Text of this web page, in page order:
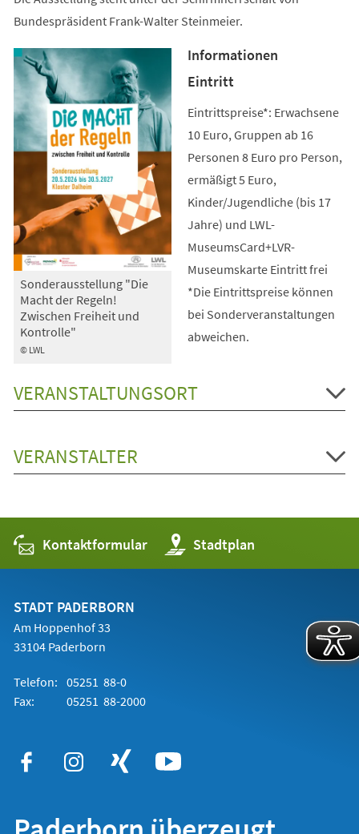
Bundespräsident Frank-Walter Steinmeier.
© LWL
Sonderausstellung "Die
Macht der Regeln!
Zwischen Freiheit und
Kontrolle"
Informationen
Eintritt
Eintrittspreise*: Erwachsene
10 Euro, Gruppen ab 16
Personen 8 Euro pro Person,
ermäßigt 5 Euro,
Kinder/Jugendliche (bis 17
Jahre) und LWL-
MuseumsCard+LVR-
Museumskarte Eintritt frei
*Die Eintrittspreise können
bei Sonderveranstaltungen
abweichen.
VERANSTALTUNGSORT
VERANSTALTER
Kontaktformular Stadtplan
(Öffnet
in
einem
STADT PADERBORN
Am Hoppenhof 33
33104 Paderborn
Telefon: 05251 88-0
Fax:
05251 88-2000